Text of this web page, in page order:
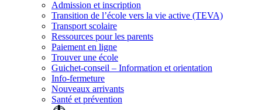
Admission et inscription
Transition de l’école vers la vie active (TEVA)
Transport scolaire
Ressources pour les parents
Paiement en ligne
Trouver une école
Guichet-conseil – Information et orientation
Info-fermeture
Nouveaux arrivants
Santé et prévention